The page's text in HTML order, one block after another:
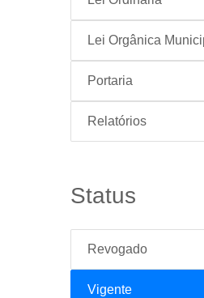
Lei Orgânica
Portaria
Relatórios
Status
Revogado
Vigente